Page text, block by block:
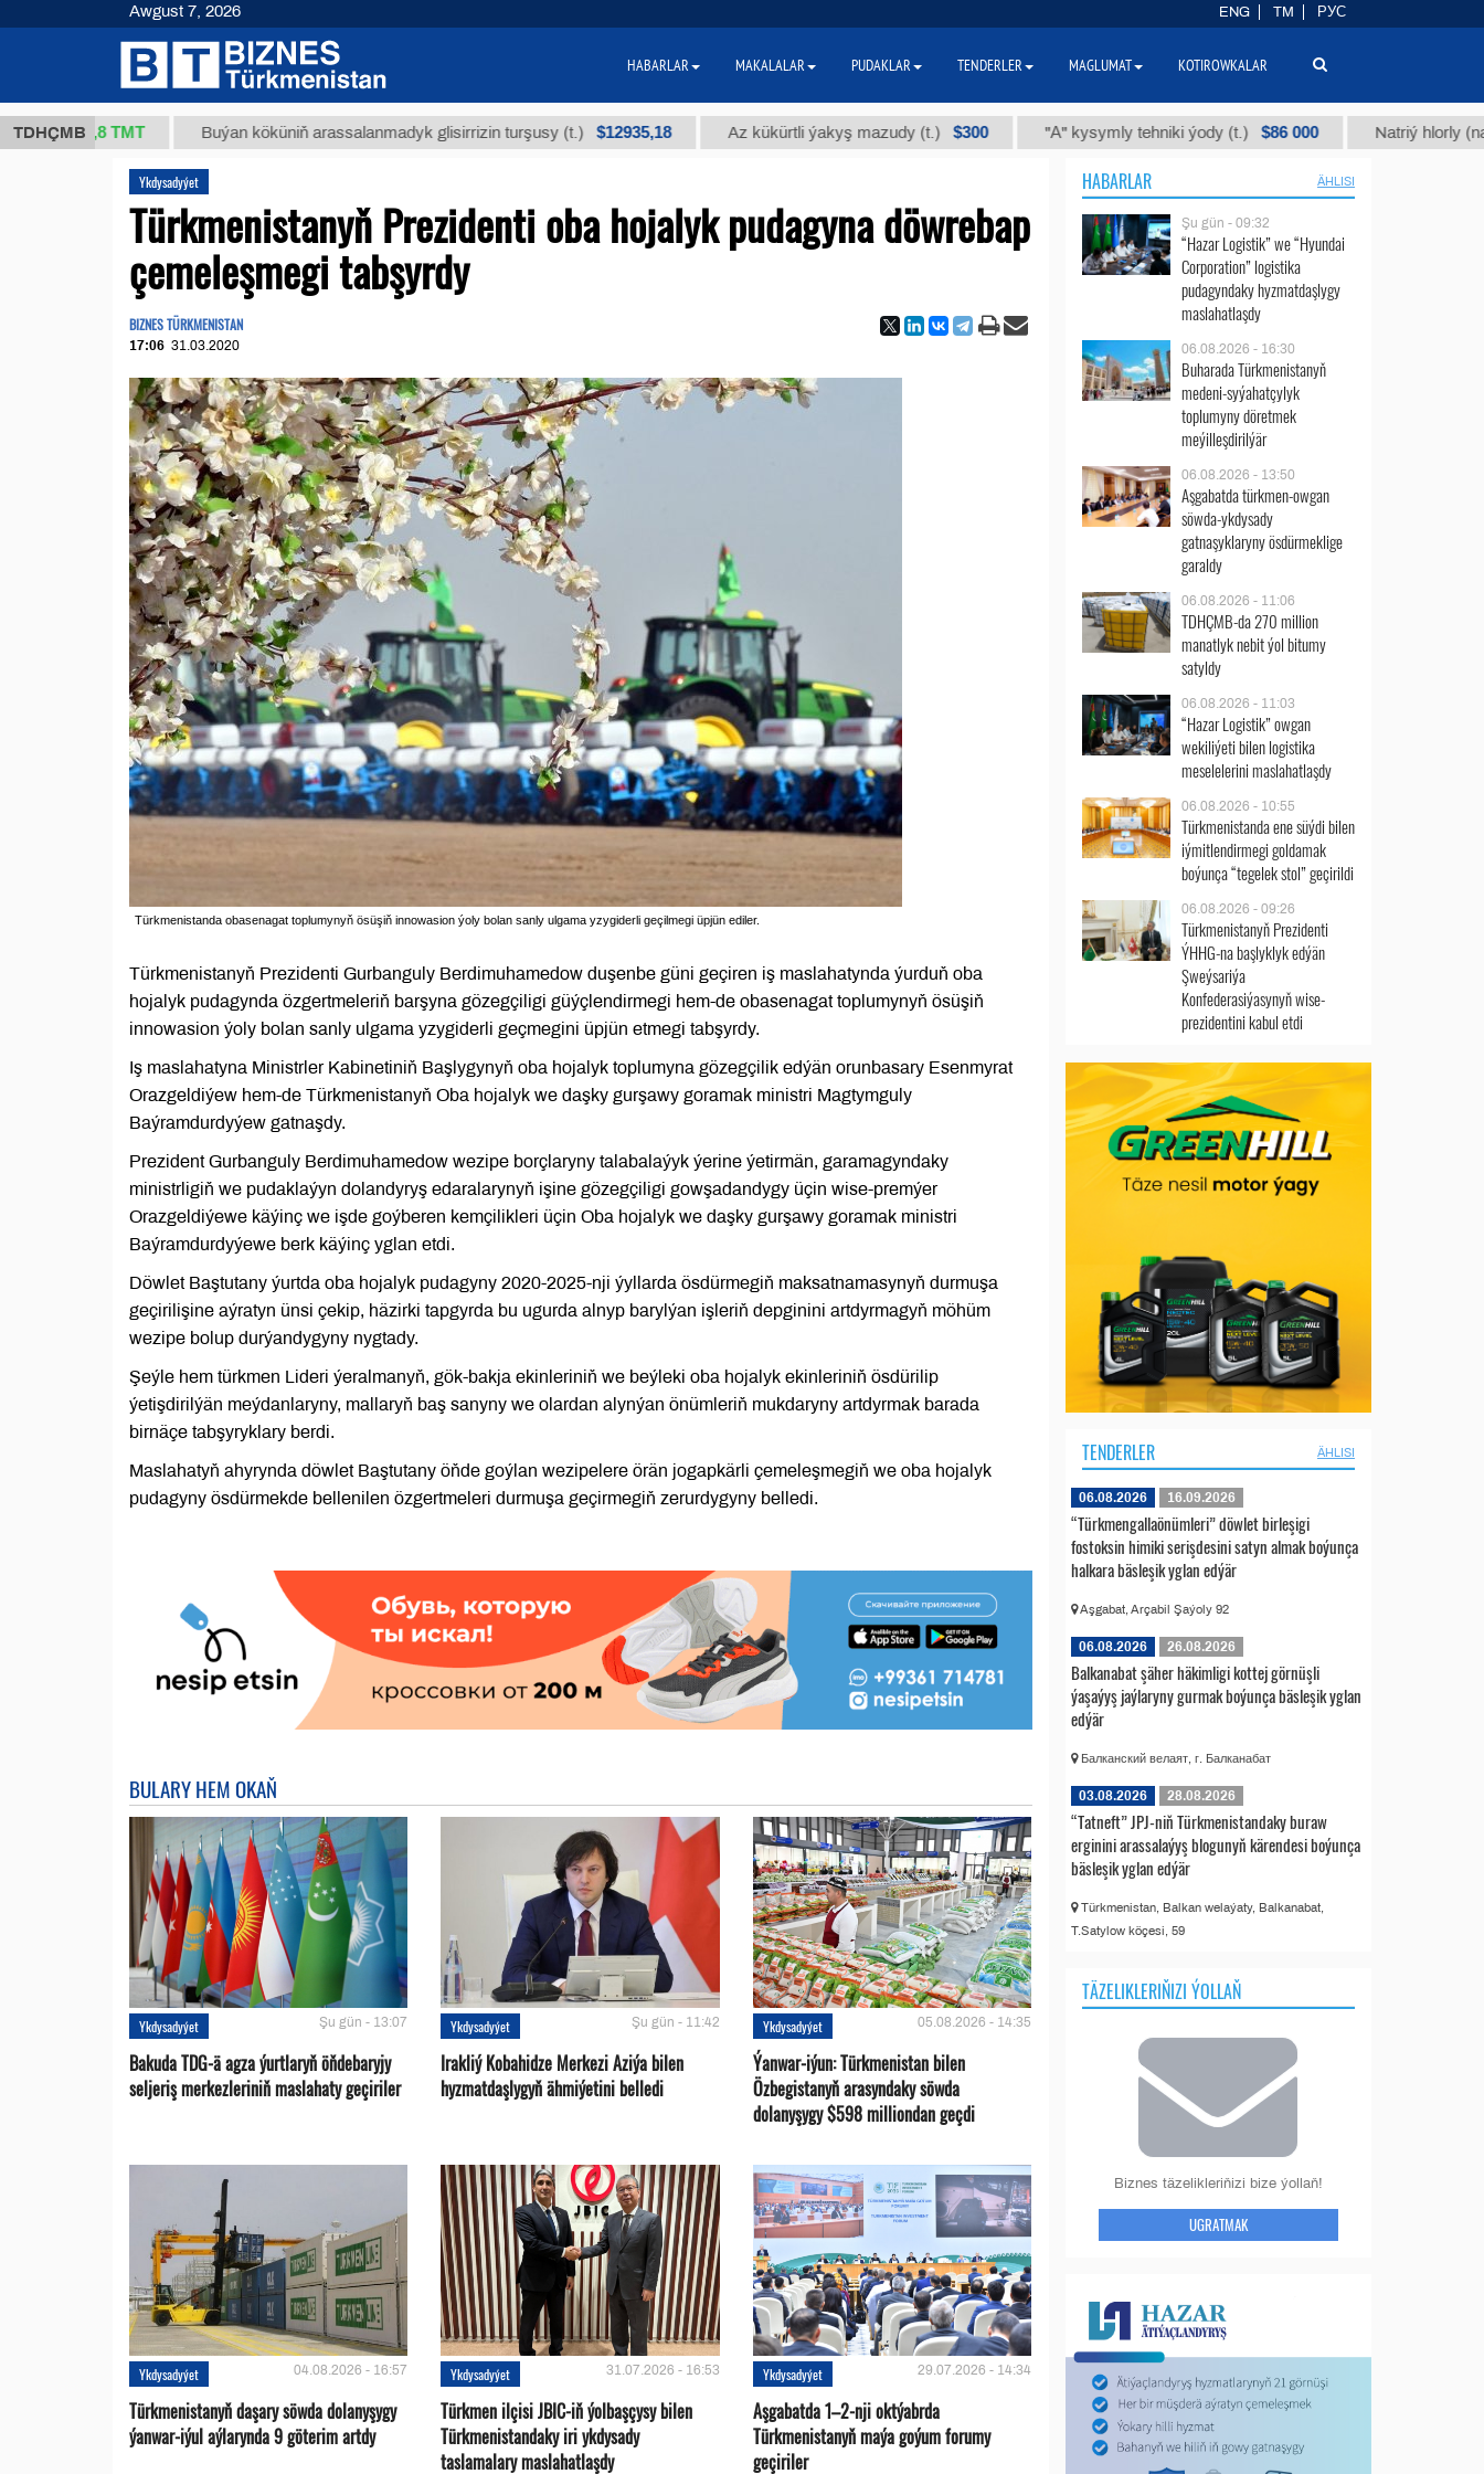
TDHÇMB
37,8 ТМТ Buýan köküniň arassalanmadyk glisirrizin turşusy (t.) $12935,18 Az kükürtli ýakyş mazudy (t.) $300 "А" kysymly tehniki ýody (t.) $86 000 Natriý hlorly (nahar
Ykdysadyýet
Türkmenistanyň Prezidenti oba hojalyk pudagyna döwrebap
çemeleşmegi tabşyrdy
BIZNES TÜRKMENISTAN
17:06 31.03.2020
Türkmenistanda obasenagat toplumynyň ösüşiň innowasion ýoly bolan sanly ulgama yzygiderli geçilmegi üpjün ediler.
Türkmenistanyň Prezidenti Gurbanguly Berdimuhamedow duşenbe güni geçiren iş maslahatynda ýurduň oba
hojalyk pudagynda özgertmeleriň barşyna gözegçiligi güýçlendirmegi hem-de obasenagat toplumynyň ösüşiň
innowasion ýoly bolan sanly ulgama yzygiderli geçmegini üpjün etmegi tabşyrdy.
Iş maslahatyna Ministrler Kabinetiniň Başlygynyň oba hojalyk toplumyna gözegçilik edýän orunbasary Esenmyrat
Orazgeldiýew hem-de Türkmenistanyň Oba hojalyk we daşky gurşawy goramak ministri Magtymguly
Baýramdurdyýew gatnaşdy.
Prezident Gurbanguly Berdimuhamedow wezipe borçlaryny talabalaýyk ýerine ýetirmän, garamagyndaky
ministrligiň we pudaklaýyn dolandyryş edaralarynyň işine gözegçiligi gowşadandygy üçin wise-premýer
Orazgeldiýewe käýinç we işde goýberen kemçilikleri üçin Oba hojalyk we daşky gurşawy goramak ministri
Baýramdurdyýewe berk käýinç yglan etdi.
Döwlet Baştutany ýurtda oba hojalyk pudagyny 2020-2025-nji ýyllarda ösdürmegiň maksatnamasynyň durmuşa
geçirilişine aýratyn ünsi çekip, häzirki tapgyrda bu ugurda alnyp barylýan işleriň depginini artdyrmagyň möhüm
wezipe bolup durýandygyny nygtady.
Şeýle hem türkmen Lideri ýeralmanyň, gök-bakja ekinleriniň we beýleki oba hojalyk ekinleriniň ösdürilip
ýetişdirilýän meýdanlaryny, mallaryň baş sanyny we olardan alynýan önümleriň mukdaryny artdyrmak barada
birnäçe tabşyryklary berdi.
Maslahatyň ahyrynda döwlet Baştutany öňde goýlan wezipelere örän jogapkärli çemeleşmegiň we oba hojalyk
pudagyny ösdürmekde bellenilen özgertmeleri durmuşa geçirmegiň zerurdygyny belledi.
BULARY HEM OKAŇ
Ykdysadyýet Şu gün - 13:07
Bakuda TDG-ä agza ýurtlaryň öňdebaryjy
seljeriş merkezleriniň maslahaty geçiriler
Ykdysadyýet Şu gün - 11:42
Irakliý Kobahidze Merkezi Aziýa bilen
hyzmatdaşlygyň ähmiýetini belledi
Ykdysadyýet 05.08.2026 - 14:35
Ýanwar-iýun: Türkmenistan bilen
Özbegistanyň arasyndaky söwda
dolanyşygy $598 milliondan geçdi
Ykdysadyýet 04.08.2026 - 16:57
Türkmenistanyň daşary söwda dolanyşygy
ýanwar-iýul aýlarynda 9 göterim artdy
Ykdysadyýet 31.07.2026 - 16:53
Türkmen ilçisi JBIC-iň ýolbaşçysy bilen
Türkmenistandaky iri ykdysady
taslamalary maslahatlaşdy
Ykdysadyýet 29.07.2026 - 14:34
Aşgabatda 1–2-nji oktýabrda
Türkmenistanyň maýa goýum forumy
geçiriler
HABARLAR ÄHLISI
Şu gün - 09:32
“Hazar Logistik” we “Hyundai
Corporation” logistika
pudagyndaky hyzmatdaşlygy
maslahatlaşdy
06.08.2026 - 16:30
Buharada Türkmenistanyň
medeni-syýahatçylyk
toplumyny döretmek
meýilleşdirilýär
06.08.2026 - 13:50
Aşgabatda türkmen-owgan
söwda-ykdysady
gatnaşyklaryny ösdürmeklige
garaldy
06.08.2026 - 11:06
TDHÇMB-da 270 million
manatlyk nebit ýol bitumy
satyldy
06.08.2026 - 11:03
“Hazar Logistik” owgan
wekiliýeti bilen logistika
meselelerini maslahatlaşdy
06.08.2026 - 10:55
Türkmenistanda ene süýdi bilen
iýmitlendirmegi goldamak
boýunça “tegelek stol” geçirildi
06.08.2026 - 09:26
Türkmenistanyň Prezidenti
ÝHHG-na başlyklyk edýän
Şweýsariýa
Konfederasiýasynyň wise-
prezidentini kabul etdi
TENDERLER ÄHLISI
06.08.2026 16.09.2026
“Türkmengallaönümleri” döwlet birleşigi
fostoksin himiki serişdesini satyn almak boýunça
halkara bäsleşik yglan edýär
Aşgabat, Arçabil Şaýoly 92
06.08.2026 26.08.2026
Balkanabat şäher häkimligi kottej görnüşli
ýaşaýyş jaýlaryny gurmak boýunça bäsleşik yglan
edýär
Балканский велаят, г. Балканабат
03.08.2026 28.08.2026
“Tatneft” JPJ-niň Türkmenistandaky buraw
erginini arassalaýyş blogunyň kärendesi boýunça
bäsleşik yglan edýär
Türkmenistan, Balkan welaýaty, Balkanabat,
T.Satylow köçesi, 59
TÄZELIKLERIŇIZI ÝOLLAŇ
Biznes täzelikleriňizi bize ýollaň!
UGRATMAK
Awgust 7, 2026 ENG TM РУС
HABARLAR MAKALALAR PUDAKLAR TENDERLER MAGLUMAT KOTIROWKALAR